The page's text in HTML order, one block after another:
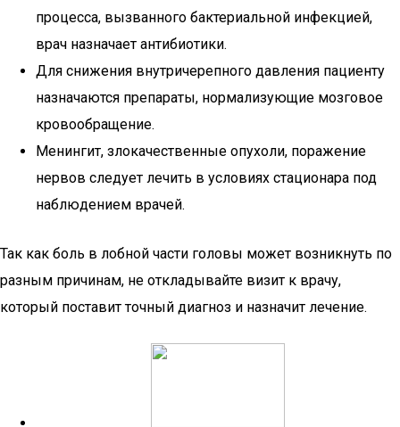
процесса, вызванного бактериальной инфекцией,
врач назначает антибиотики.
Для снижения внутричерепного давления пациенту
назначаются препараты, нормализующие мозговое
кровообращение.
Менингит, злокачественные опухоли, поражение
нервов следует лечить в условиях стационара под
наблюдением врачей.
Так как боль в лобной части головы может возникнуть по
разным причинам, не откладывайте визит к врачу,
который поставит точный диагноз и назначит лечение.